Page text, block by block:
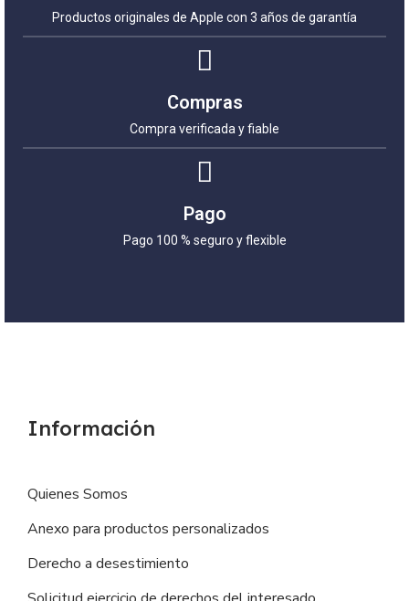
Productos originales de Apple con 3 años de garantía
Compras
Compra verificada y fiable
Pago
Pago 100 % seguro y flexible
Información
Quienes Somos
Anexo para productos personalizados
Derecho a desestimiento